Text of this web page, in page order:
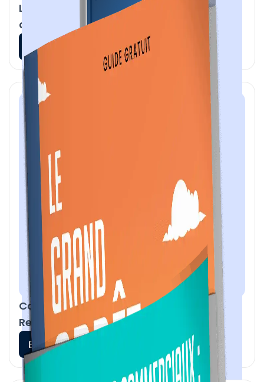
Les secrets d'une stratégie commerciale
data driven
En savoir plus
Comment l'IA va révolutionner la
Relation Client en 2025
En savoir plus